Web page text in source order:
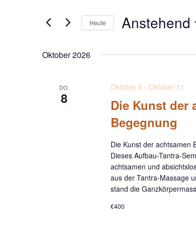
Navigation
nach
Heute Anstehend
Oktober 2026
DO.
8
Die Kunst der
Begegnung
Oktober 8 - Oktober 11
Die Kunst der achtsamen
Dieses Aufbau-Tantra-
achtsamen und
aus der Tantra-Massage
stand die
€400